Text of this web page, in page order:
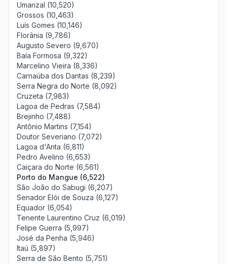
Umarizal (10,520)
Grossos (10,463)
Luís Gomes (10,146)
Florânia (9,786)
Augusto Severo (9,670)
Baía Formosa (9,322)
Marcelino Vieira (8,336)
Carnaúba dos Dantas (8,239)
Serra Negra do Norte (8,092)
Cruzeta (7,983)
Lagoa de Pedras (7,584)
Brejinho (7,488)
Antônio Martins (7,154)
Doutor Severiano (7,072)
Lagoa d'Anta (6,811)
Pedro Avelino (6,653)
Caiçara do Norte (6,561)
Porto do Mangue (6,522)
São João do Sabugi (6,207)
Senador Elói de Souza (6,127)
Equador (6,054)
Tenente Laurentino Cruz (6,019)
Felipe Guerra (5,997)
José da Penha (5,946)
Itaú (5,897)
Serra de São Bento (5,751)